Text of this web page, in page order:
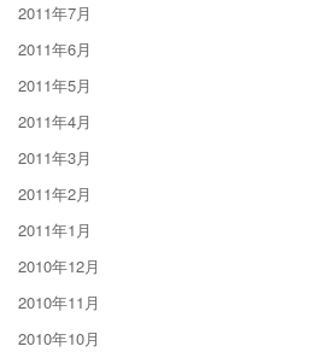
2011年7月
2011年6月
2011年5月
2011年4月
2011年3月
2011年2月
2011年1月
2010年12月
2010年11月
2010年10月